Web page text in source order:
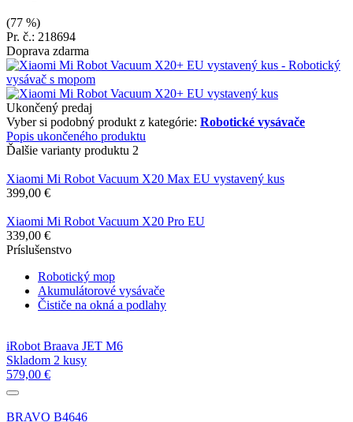
(77 %)
Pr. č.: 218694
Doprava zdarma
Ukončený predaj
Vyber si podobný produkt z kategórie: Robotické vysávače
Popis ukončeného produktu
Ďalšie varianty produktu 2
Xiaomi Mi Robot Vacuum X20 Max EU vystavený kus
399,00 €
Xiaomi Mi Robot Vacuum X20 Pro EU
339,00 €
Príslušenstvo
Robotický mop
Akumulátorové vysávače
Čističe na okná a podlahy
iRobot Braava JET M6
Skladom 2 kusy
579,00 €
BRAVO B4646